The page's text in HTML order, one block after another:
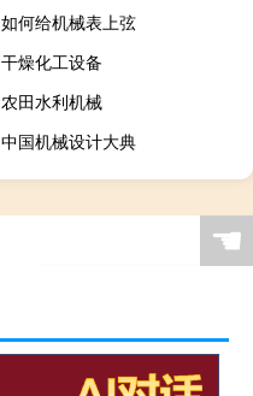
如何给机械表上弦
干燥化工设备
农田水利机械
中国机械设计大典
☚